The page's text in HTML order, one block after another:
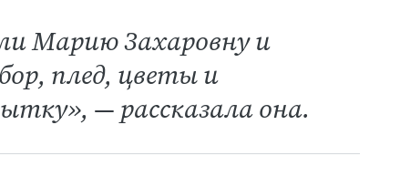
Марию Захаровну и
плед, цветы и
— рассказала она.